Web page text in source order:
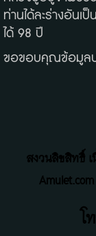
ท่านได้ละร่างอันเ
ได้ 98 ปี
ขอขอบคุณข้อมูลบ
สงวนลิขสิทธิ์
โ